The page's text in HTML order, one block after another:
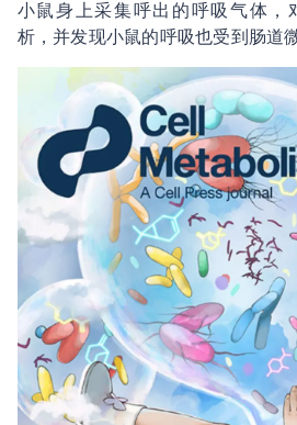
小鼠身上采集呼出的呼吸气体，
析，并发现小鼠的呼吸也受到肠道